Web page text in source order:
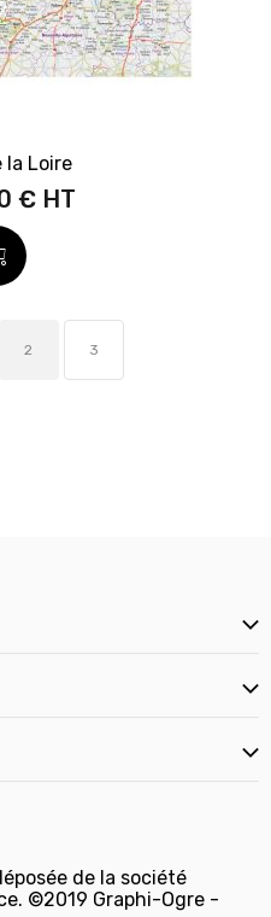
la Loire
€
2 3
de la société
©2019 Graphi-Ogre -